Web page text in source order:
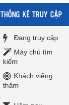
THỐNG KÊ TRUY CẬP
Đang truy cập
Máy chủ tìm
kiếm
Khách viếng
thăm